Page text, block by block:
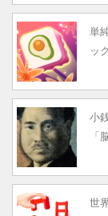
単
ッ
小
「
世